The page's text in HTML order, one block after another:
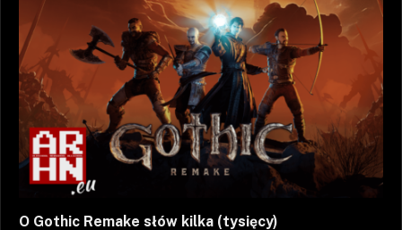
O Gothic Remake słów kilka (tysięcy)